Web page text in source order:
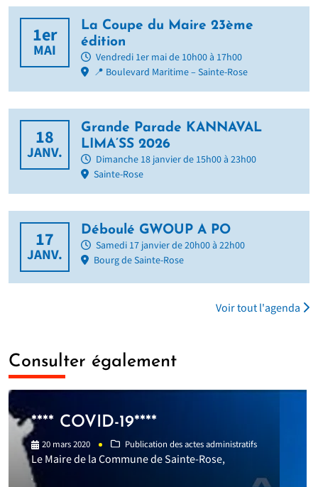
1er
MAI
La Coupe du Maire 23ème
édition
Vendredi 1er mai de 10h00 à 17h00
📍 Boulevard Maritime – Sainte-Rose
18
JANV.
Grande Parade KANNAVAL
LIMA’SS 2026
Dimanche 18 janvier de 15h00 à 23h00
Sainte-Rose
17
JANV.
Déboulé GWOUP A PO
Samedi 17 janvier de 20h00 à 22h00
Bourg de Sainte-Rose
Voir tout l'agenda
Consulter également
**** COVID-19****
20 mars 2020 Publication des actes administratifs
Le Maire de la Commune de Sainte-Rose,